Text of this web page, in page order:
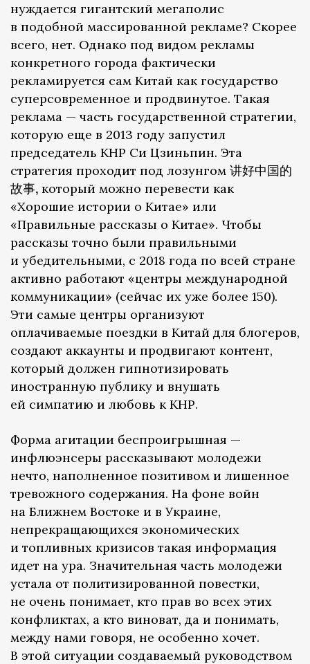
нуждается гигантский мегаполис
в подобной массированной рекламе? Скорее
всего, нет. Однако под видом рекламы
конкретного города фактически
рекламируется сам Китай как государство
суперсовременное и продвинутое. Такая
реклама — часть государственной стратегии,
которую еще в 2013 году запустил
председатель КНР Си Цзиньпин. Эта
стратегия проходит под лозунгом 讲好中国的
故事, который можно перевести как
«Хорошие истории о Китае» или
«Правильные рассказы о Китае». Чтобы
рассказы точно были правильными
и убедительными, с 2018 года по всей стране
активно работают «центры международной
коммуникации» (сейчас их уже более 150).
Эти самые центры организуют
оплачиваемые поездки в Китай для блогеров,
создают аккаунты и продвигают контент,
который должен гипнотизировать
иностранную публику и внушать
ей симпатию и любовь к КНР.
Форма агитации беспроигрышная —
инфлюэнсеры рассказывают молодежи
нечто, наполненное позитивом и лишенное
тревожного содержания. На фоне войн
на Ближнем Востоке и в Украине,
непрекращающихся экономических
и топливных кризисов такая информация
идет на ура. Значительная часть молодежи
устала от политизированной повестки,
не очень понимает, кто прав во всех этих
конфликтах, а кто виноват, да и понимать,
между нами говоря, не особенно хочет.
В этой ситуации создаваемый руководством